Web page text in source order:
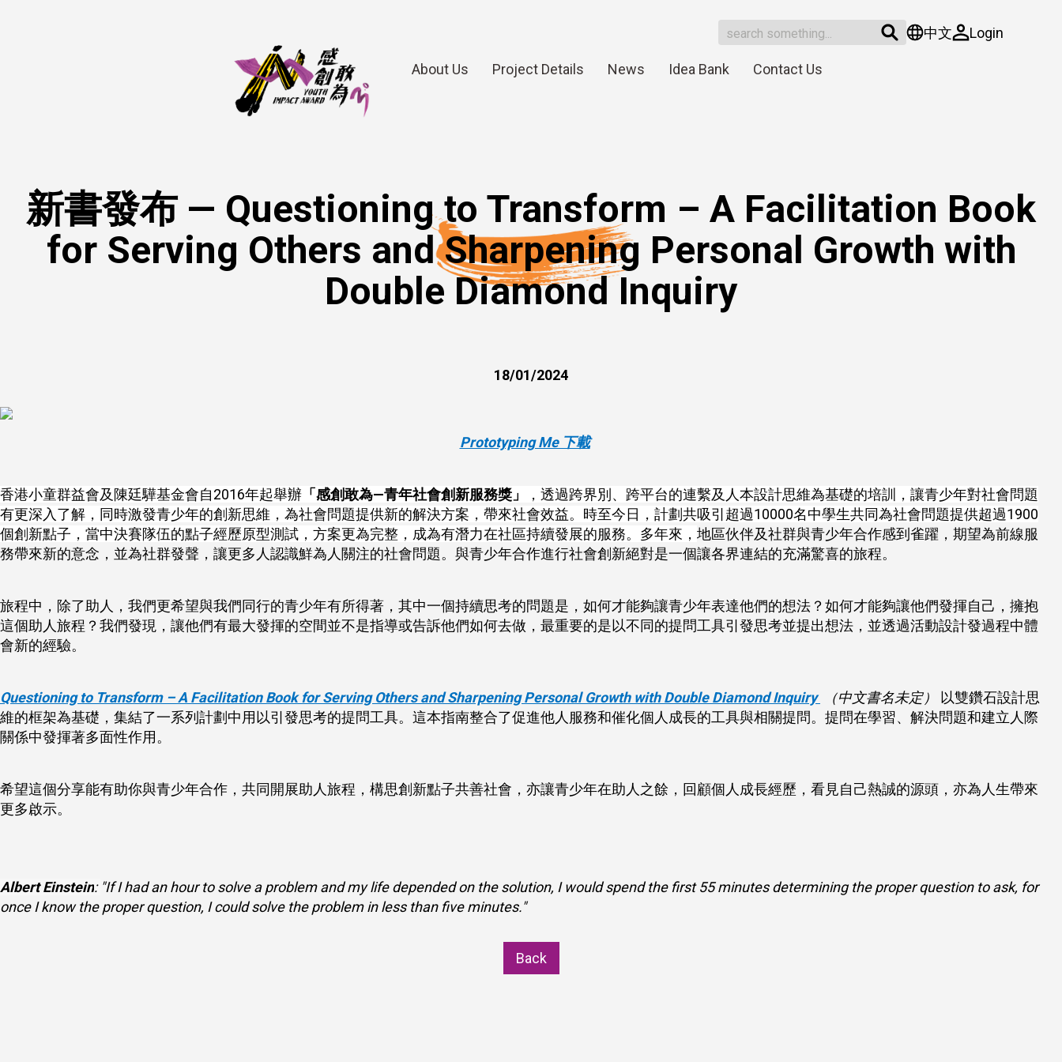
中文 Login
About Us Project Details News Idea Bank Contact Us
新書發布 — Questioning to Transform – A Facilitation Book
for Serving Others and Sharpening Personal Growth with
Double Diamond Inquiry
18/01/2024
Prototyping Me 下載
香港小童群益會及陳廷驊基金會自2016年起舉辦 「感創敢為—青年社會創新服務獎」
，透過跨界別、跨平台的連繫及人本設計思維為基礎的培訓，讓青少年對社會問題
有更深入了解，同時激發青少年的創新思維，為社會問題提供新的解決方案，帶來社會效益。時至今日，計劃共吸引超過10000名中學生共同為社會問題提供超過1900
個創新點子，當中決賽隊伍的點子經歷原型測試，方案更為完整，成為有潛力在社區持續發展的服務。多年來， 地區伙伴及社群與青少年合作感到雀躍，期望為前線服
務帶來新的意念，並為社群發聲，讓更多人認識鮮為人關注的社會問題。與青少年合作進行社會創新絕對是一個讓各界連結的充滿驚喜的旅程。
旅程中，除了助人，我們更希望與我們同行的青少年有所得著，其中一個持續思考的問題是，如何才能夠讓青少年表達他們的想法？如何才能夠讓他們發揮自己，擁抱
這個助人旅程？我們發現，讓他們有最大發揮的空間並不是指導或告訴他們如何去做，最重要的是以不同的提問工具引發思考並提出想法，並透過活動設計發過程中體
會新的經驗。
Questioning to Transform – A Facilitation Book for Serving Others and Sharpening Personal Growth with Double Diamond Inquiry （中文書名未定）
以雙鑽石設計思
維的框架為基礎，集結了一系列計劃中用以引發思考的提問工具。這本指南整合了促進他人服務和催化個人成長的工具與相關提問。提問在學習、解決問題和建立人際
關係中發揮著多面性作用。
希望這個分享能有助你與青少年合作，共同開展助人旅程，構思創新點子共善社會，亦讓青少年在助人之餘，回顧個人成長經歷，看見自己熱誠的源頭，亦為人生帶來
更多啟示。
Albert Einstein: "If I had an hour to solve a problem and my life depended on the solution, I would spend the first 55 minutes determining the proper question to ask, for
once I know the proper question, I could solve the problem in less than five minutes."
Back